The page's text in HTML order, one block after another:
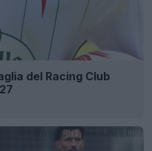
del Racing Club